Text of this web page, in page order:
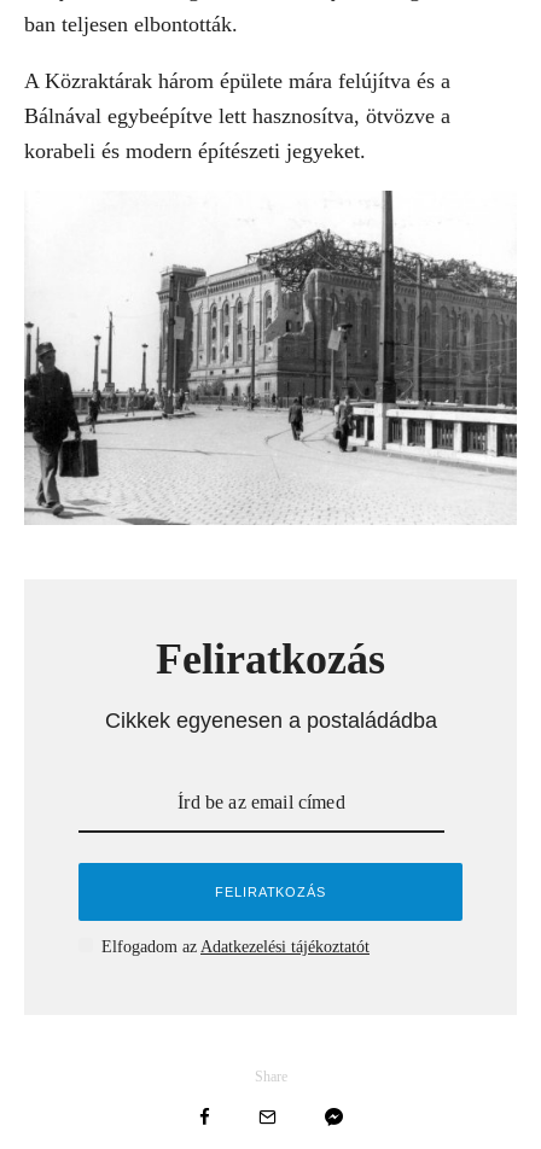
ban teljesen elbontották.
A Közraktárak három épülete mára felújítva és a
Bálnával egybeépítve lett hasznosítva, ötvözve a
korabeli és modern építészeti jegyeket.
Feliratkozás
Cikkek egyenesen a postaládádba
Elfogadom az Adatkezelési tájékoztatót
Share